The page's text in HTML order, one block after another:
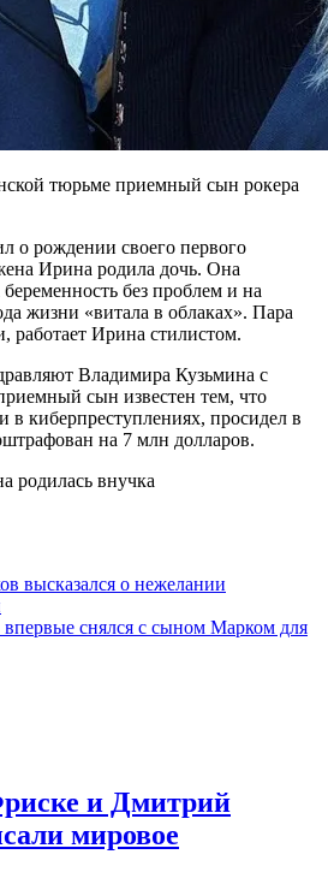
тюрьме приемный сын рокера
о рождении своего первого
Ирина родила дочь. Она
без проблем и на
жизни «витала в облаках». Пара
работает Ирина стилистом.
Владимира Кузьмина с
сын известен тем, что
в киберпреступлениях, просидел в
на 7 млн долларов.
высказался о нежелании
снялся с сыном Марком для
и Дмитрий
мировое